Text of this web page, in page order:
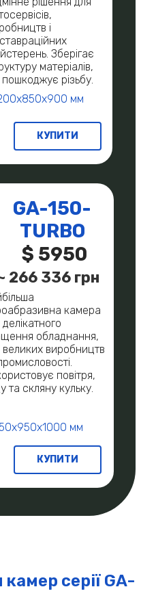
КУПИТИ
КУПИТИ
GA-150-
TURBO
$ 5950
мм
мм
і
Зберігає
матеріалів,
різьбу.
камера
обладнання,
великих виробництв
повітря,
та скляну кульку.
266 336 грн
серії GA-